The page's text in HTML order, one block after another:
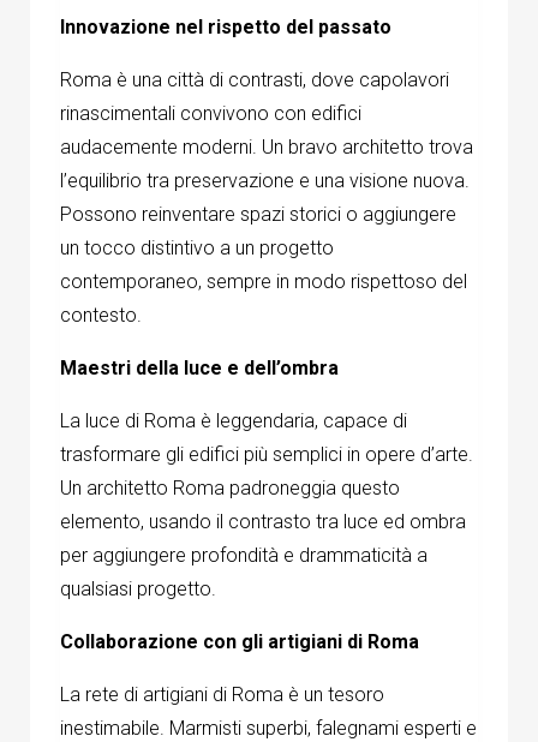
Innovazione nel rispetto del passato
Roma è una città di contrasti, dove capolavori
rinascimentali convivono con edifici
audacemente moderni. Un bravo architetto trova
l’equilibrio tra preservazione e una visione nuova.
Possono reinventare spazi storici o aggiungere
un tocco distintivo a un progetto
contemporaneo, sempre in modo rispettoso del
contesto.
Maestri della luce e dell’ombra
La luce di Roma è leggendaria, capace di
trasformare gli edifici più semplici in opere d’arte.
Un architetto Roma padroneggia questo
elemento, usando il contrasto tra luce ed ombra
per aggiungere profondità e drammaticità a
qualsiasi progetto.
Collaborazione con gli artigiani di Roma
La rete di artigiani di Roma è un tesoro
inestimabile. Marmisti superbi, falegnami esperti e